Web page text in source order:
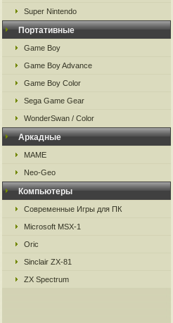
Super Nintendo
Портативные
Game Boy
Game Boy Advance
Game Boy Color
Sega Game Gear
WonderSwan / Color
Аркадные
MAME
Neo-Geo
Компьютеры
Современные Игры для ПК
Microsoft MSX-1
Oric
Sinclair ZX-81
ZX Spectrum